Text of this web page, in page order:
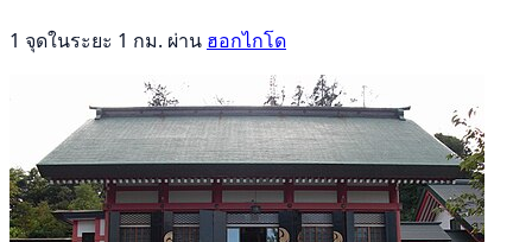
1 จุดในระยะ 1 กม. ผ่าน ฮอกไกโด